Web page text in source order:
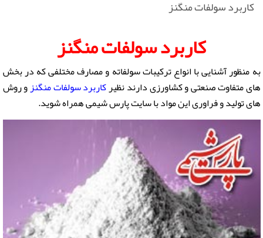
کاربرد سولفات منگنز
کاربرد سولفات منگنز
به منظور آشنایی با انواع ترکیبات سولفاته و مصارف مختلفی که در بخش
های متفاوت صنعتی و کشاورزی دارند نظیرکاربرد سولفات منگنزو روش
های تولید و فراوری این مواد با سایت پارس شیمی همراه شوید.